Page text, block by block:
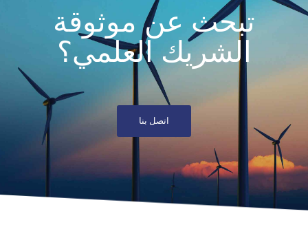
تبحث عن موثوقة
الشريك العلمي؟
اتصل بنا